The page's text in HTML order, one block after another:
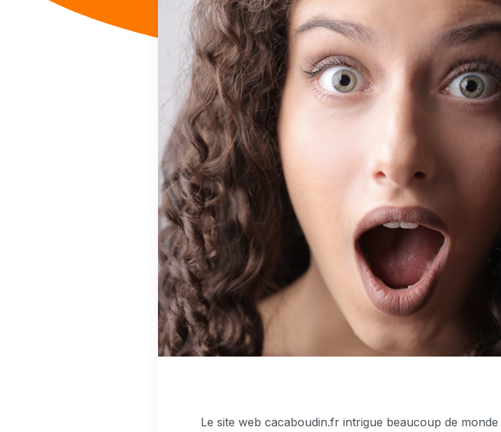
Le site web cacaboudin.fr intrigue beaucoup de